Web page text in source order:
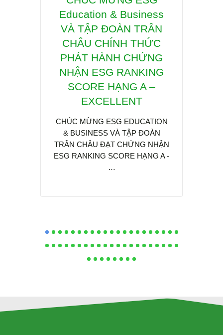
Education & Business
VÀ TẬP ĐOÀN TRÂN
CHÂU CHÍNH THỨC
PHÁT HÀNH CHỨNG
NHẬN ESG RANKING
SCORE HẠNG A –
EXCELLENT
CHÚC MỪNG ESG EDUCATION
& BUSINESS VÀ TẬP ĐOÀN
TRÂN CHÂU ĐẠT CHỨNG NHẬN
ESG RANKING SCORE HẠNG A -
…